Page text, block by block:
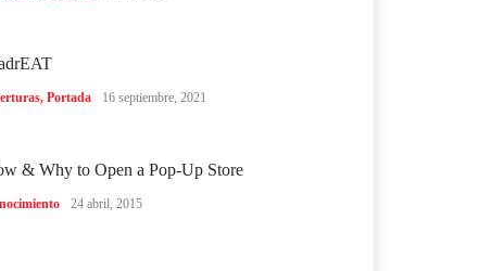
, Portada 16 septiembre, 2021
& Why to Open a Pop-Up Store
24 abril, 2015